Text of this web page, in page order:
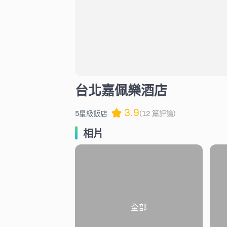
台北嘉佩樂酒店
5星級飯店 3.9(12 篇評論)
相片
全部